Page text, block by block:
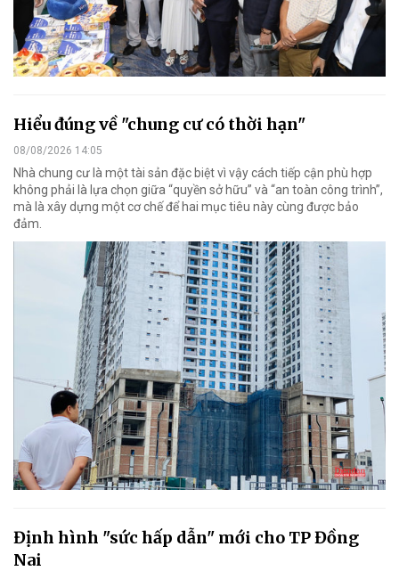
Hiểu đúng về "chung cư có thời hạn"
08/08/2026 14:05
Nhà chung cư là một tài sản đặc biệt vì vậy cách tiếp cận phù hợp
không phải là lựa chọn giữa “quyền sở hữu” và “an toàn công trình”,
mà là xây dựng một cơ chế để hai mục tiêu này cùng được bảo
đảm.
Định hình "sức hấp dẫn" mới cho TP Đồng
Nai